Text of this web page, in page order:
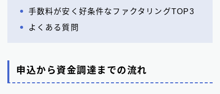
手数料が安く好条件なファクタリングTOP3
よくある質問
申込から資金調達までの流れ